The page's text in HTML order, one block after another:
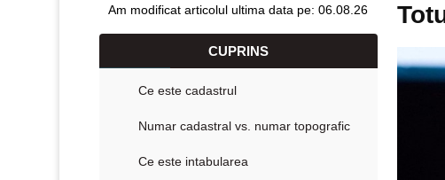
Am modificat articolul ultima data pe: 06.08.26
CUPRINS
Ce este cadastrul
Numar cadastral vs. numar topografic
Ce este intabularea